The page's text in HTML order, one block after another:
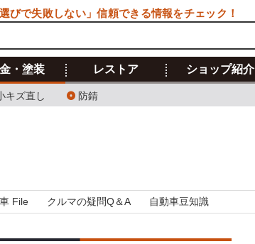
・塗装
キズ直し 防錆
レストア ショップ紹介
File クルマの疑問Q＆A 自動車豆知識
選びで失敗しない」信頼できる情報をチェック！